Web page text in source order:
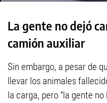
La gente no dejó
camión auxiliar
Sin embargo, a pesar de
llevar los animales
la carga, pero “la gente